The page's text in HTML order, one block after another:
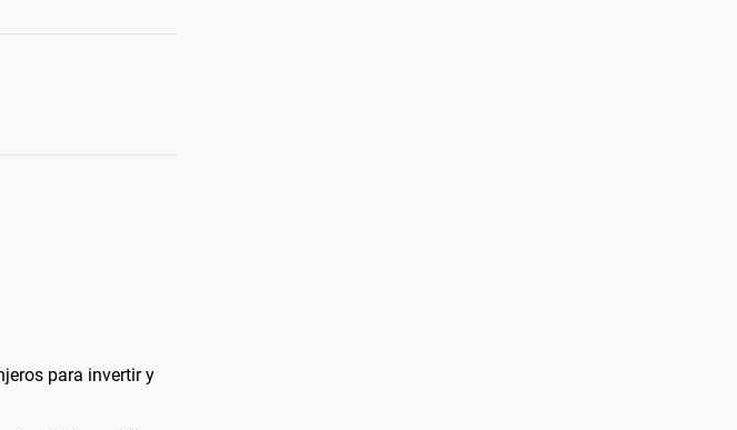
para invertir y